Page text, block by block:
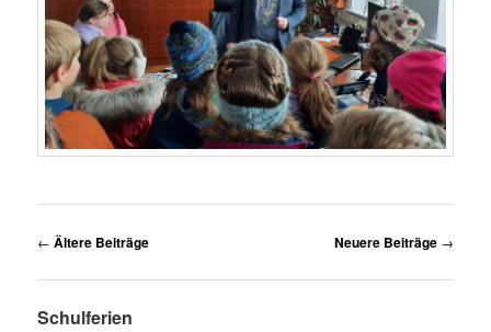
Beitragsnavigation
← Ältere Beiträge Neuere Beiträge →
Schulferien